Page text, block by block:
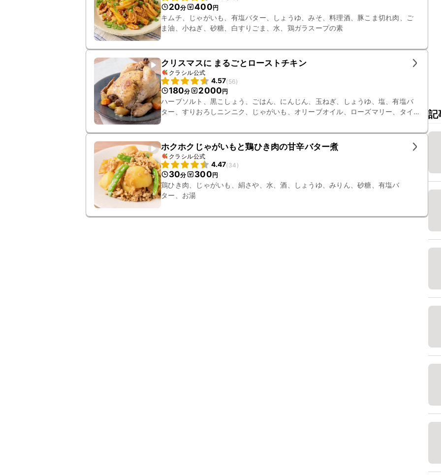
20分 400円
キムチ、じゃがいも、有塩バター、しょうゆ、みそ、料理酒、豚こま切れ肉、ご
ま油、小ねぎ、砂糖、白すりごま、水、鶏ガラスープの素
クリスマスに まるごとローストチキン
クラシル公式
4.57(56)
180分 2000円
ハーブソルト、黒こしょう、ごはん、にんじん、玉ねぎ、しょうゆ、塩、有塩バ
ター、すりおろしニンニク、じゃがいも、オリーブオイル、ローズマリー、タイ
ホクホクじゃがいもと鶏ひき肉の甘辛バター煮
クラシル公式
4.47(34 )
30分 300円
鶏ひき肉、じゃがいも、絹さや、水、酒、しょうゆ、みりん、砂糖、有塩バ
ター、お湯
記